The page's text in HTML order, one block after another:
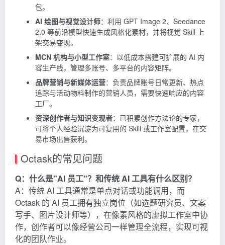
包。
AI 绘图与视觉设计师：利用 GPT Image 2、Seedance
2.0 等前沿模型快速生成风格化素材，并将视觉 Skill 上
架交易变现。
MCN 机构与小型工作室：以低成本搭建可扩展的 AI 内
容生产线，管理多账号、多平台的内容矩阵。
品牌营销与新媒体运营：负责品牌账号日常更新、热点
追踪与活动物料制作的营销人员，需要快速响应的内容
工厂。
资深创作者与知识变现者：已积累创作方法论的专家，
可将个人经验沉淀为可复用的 Skill 或工作室配置，在交
易市场出售获利。
Octask的常见问题
Q：什么是"AI 员工"？和传统 AI 工具有什么区别？
A：传统 AI 工具通常是单点对话或功能调用，而
Octask 的 AI 员工拥有独立岗位（如选题研究员、文案
写手、图片设计师等），在像素风格的虚拟工作室中协
作，创作者可以像经营公司一样管理全流程，实现可视
化的团队作业。